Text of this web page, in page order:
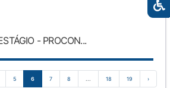
- PROCON...
5 6 7 8 ... 18 19 ›